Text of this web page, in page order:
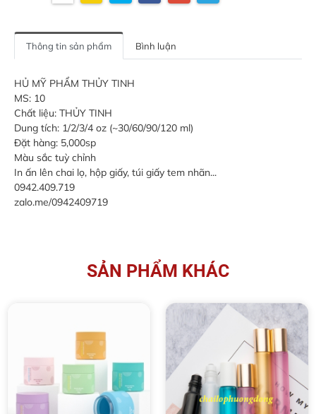
Thông tin sản phẩm Bình luận
HỦ MỸ PHẨM THỦY TINH
MS: 10
Chất liệu: THỦY TINH
Dung tích: 1/2/3/4 oz (~30/60/90/120 ml)
Đặt hàng: 5,000sp
Màu sắc tuỳ chỉnh
In ấn lên chai lọ, hộp giấy, túi giấy tem nhãn...
0942.409.719
zalo.me/0942409719
SẢN PHẨM KHÁC